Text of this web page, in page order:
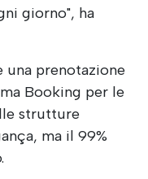
giorno", ha
una prenotazione
Booking per le
strutture
ma il 99%